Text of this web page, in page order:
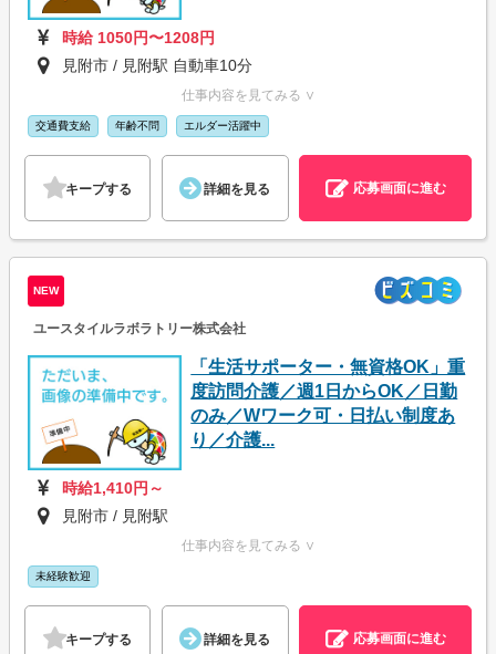
時給 1050円〜1208円
見附市 / 見附駅 自動車10分
仕事内容を見てみる ∨
交通費支給 年齢不問 エルダー活躍中
キープする 詳細を見る 応募画面に進む
NEW
ユースタイルラボラトリー株式会社
「生活サポーター・無資格OK」重
度訪問介護／週1日からOK／日勤
のみ／Wワーク可・日払い制度あ
り／介護...
時給1,410円～
見附市 / 見附駅
仕事内容を見てみる ∨
未経験歓迎
キープする 詳細を見る 応募画面に進む